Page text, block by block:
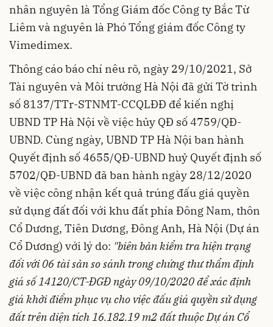
nhân nguyên là Tổng Giám đốc Công ty Bắc Từ
Liêm và nguyên là Phó Tổng giám đốc Công ty
Vimedimex.
Thông cáo báo chí nêu rõ, ngày 29/10/2021, Sở
Tài nguyên và Môi trường Hà Nội đã gửi Tờ trình
số 8137/TTr-STNMT-CCQLĐĐ để kiến nghị
UBND TP Hà Nội về việc hủy QĐ số 4759/QĐ-
UBND. Cùng ngày, UBND TP Hà Nội ban hành
Quyết định số 4655/QĐ-UBND huỷ Quyết định số
5702/QĐ-UBND đã ban hành ngày 28/12/2020
về việc công nhận kết quả trúng đấu giá quyền
sử dụng đất đối với khu đất phía Đông Nam, thôn
Cổ Dương, Tiên Dương, Đông Anh, Hà Nội (Dự án
Cổ Dương) với lý do: "biên bản kiểm tra hiện trạng
đối với 06 tài sản so sánh trong chứng thư thẩm định
giá số 14120/CT-ĐGĐ ngày 09/10/2020 để xác định
giá khởi điểm phục vụ cho việc đấu giá quyền sử dụng
đất trên diện tích 16.182.19 m2 đất thuộc Dự án Cổ